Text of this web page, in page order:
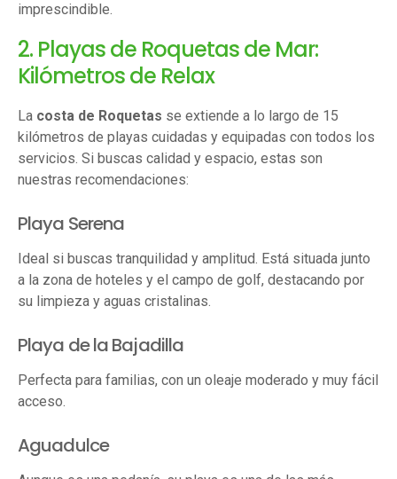
imprescindible.
2. Playas de Roquetas de Mar:
Kilómetros de Relax
La costa de Roquetas se extiende a lo largo de 15
kilómetros de playas cuidadas y equipadas con todos los
servicios. Si buscas calidad y espacio, estas son
nuestras recomendaciones:
Playa Serena
Ideal si buscas tranquilidad y amplitud. Está situada junto
a la zona de hoteles y el campo de golf, destacando por
su limpieza y aguas cristalinas.
Playa de la Bajadilla
Perfecta para familias, con un oleaje moderado y muy fácil
acceso.
Aguadulce